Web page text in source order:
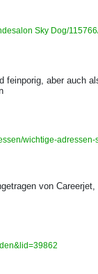
Sky Dog/
aber auch
wichtige-
von